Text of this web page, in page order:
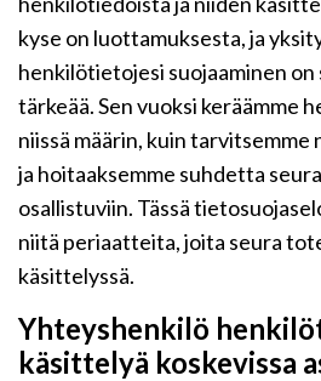
kyse on luottamuksesta, ja
henkilötietojesi suojaaminen
tärkeää. Sen vuoksi keräämme
niissä määrin, kuin tarvitsemme
ja hoitaaksemme suhdetta
osallistuviin. Tässä
niitä periaatteita, joita seura
käsittelyssä.
Yhteyshenkilö
käsittelyä koskevissa